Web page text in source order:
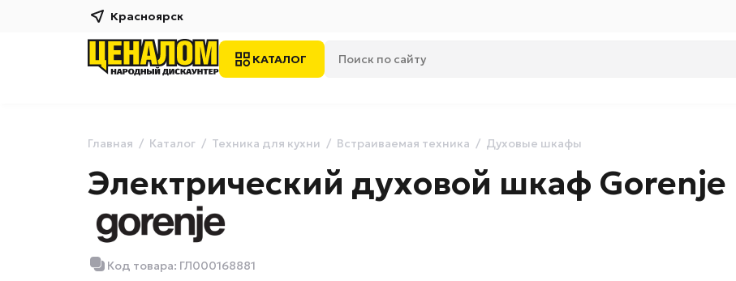
Красноярск
КАТАЛОГ
Главная Каталог Техника для кухни Встраиваемая техника Духовые шкафы
Электрический духовой шкаф Gorenje
Код товара: ГЛ000168881